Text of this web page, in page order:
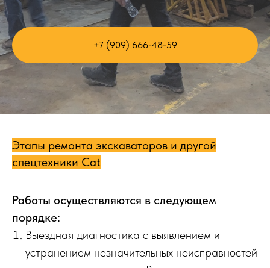
+7 (909) 666-48-59
Этапы ремонта экскаваторов и другой
спецтехники Cat
Работы осуществляются в следующем
порядке:
Выездная диагностика с выявлением и
устранением незначительных неисправностей